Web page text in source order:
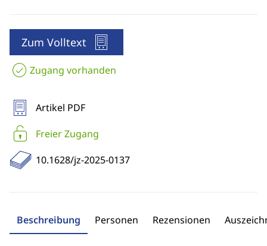
Zum Volltext
Zugang vorhanden
Artikel PDF
Freier Zugang
10.1628/jz-2025-0137
Beschreibung Personen Rezensionen